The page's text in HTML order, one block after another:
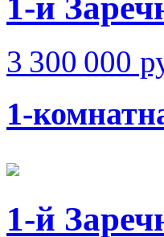
1-й
3 300 000
1-
1-й